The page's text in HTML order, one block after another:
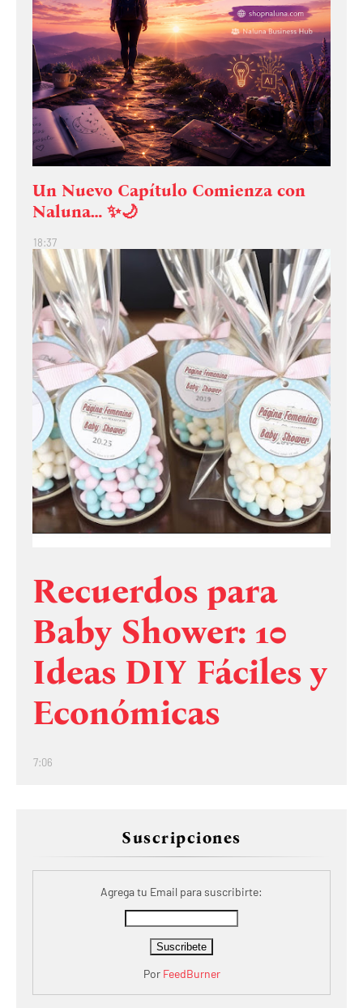
Un Nuevo Capítulo Comienza con
Naluna… ✨🌙
18:37
Recuerdos para
Baby Shower: 10
Ideas DIY Fáciles y
Económicas
7:06
Suscripciones
Agrega tu Email para suscribirte:
Por FeedBurner